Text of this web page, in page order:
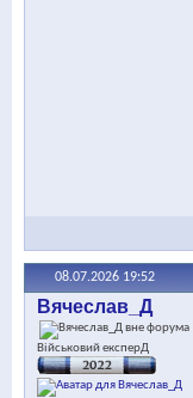
08.07.2026 19:52
Вячеслав_Д
Військовий експерД